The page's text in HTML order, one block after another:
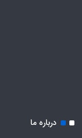
درباره ما